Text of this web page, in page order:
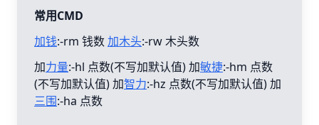
常用CMD
加钱:-rm 钱数加木头:-rw 木头数
加力量:-hl 点数(不写加默认值) 加敏捷:-hm 点数
(不写加默认值) 加智力:-hz 点数(不写加默认值) 加
三围:-ha 点数